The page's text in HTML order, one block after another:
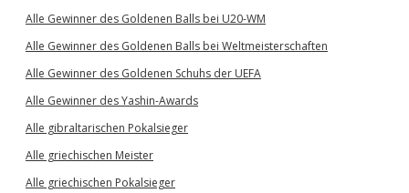
Alle Gewinner des Goldenen Balls bei U20-WM
Alle Gewinner des Goldenen Balls bei Weltmeisterschaften
Alle Gewinner des Goldenen Schuhs der UEFA
Alle Gewinner des Yashin-Awards
Alle gibraltarischen Pokalsieger
Alle griechischen Meister
Alle griechischen Pokalsieger